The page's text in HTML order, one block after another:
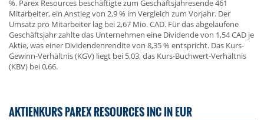
%. Parex Resources beschäftigte zum Geschäftsjahresende 461
Mitarbeiter, ein Anstieg von 2,9 % im Vergleich zum Vorjahr. Der
Umsatz pro Mitarbeiter lag bei 2,67 Mio. CAD. Für das abgelaufene
Geschäftsjahr zahlte das Unternehmen eine Dividende von 1,54 CAD je
Aktie, was einer Dividendenrendite von 8,35 % entspricht. Das Kurs-
Gewinn-Verhältnis (KGV) liegt bei 5,03, das Kurs-Buchwert-Verhältnis
(KBV) bei 0,66.
AKTIENKURS PAREX RESOURCES INC IN EUR